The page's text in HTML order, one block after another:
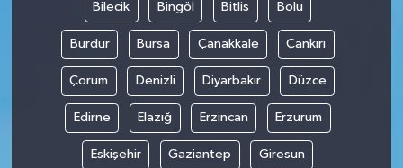
Bilecik Bingöl Bitlis Bolu
Burdur Bursa Çanakkale Çankırı
Çorum Denizli Diyarbakır Düzce
Edirne Elazığ Erzincan Erzurum
Eskişehir Gaziantep Giresun